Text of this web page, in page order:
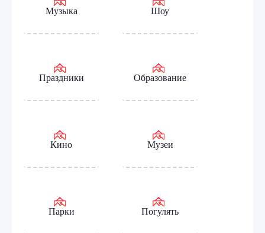
Музыка Шоу
Праздники Образование
Кино Музеи
Парки Погулять